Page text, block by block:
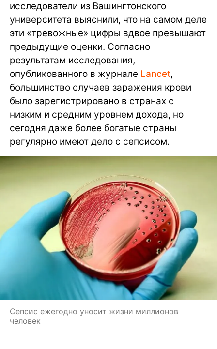
исследователи из Вашингтонского
университета выяснили, что на самом деле
эти «тревожные» цифры вдвое превышают
предыдущие оценки. Согласно
результатам исследования,
опубликованного в журнале Lancet,
большинство случаев заражения крови
было зарегистрировано в странах с
низким и средним уровнем дохода, но
сегодня даже более богатые страны
регулярно имеют дело с сепсисом.
Сепсис ежегодно уносит жизни миллионов
человек